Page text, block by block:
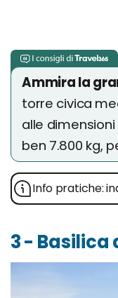
Ammira la
torre civica
alle
ben 7.800 kg,
Info pratiche:
3 - Basilica